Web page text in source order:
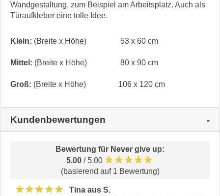
Wandgestaltung, zum Beispiel am Arbeitsplatz. Auch als
Türaufkleber eine tolle Idee.
Klein: (Breite x Höhe) 53 x 60 cm
Mittel: (Breite x Höhe) 80 x 90 cm
Groß: (Breite x Höhe) 106 x 120 cm
Kundenbewertungen
Bewertung für Never give up:
5.00 / 5.00 ★★★★★
(basierend auf 1 Bewertung)
★★★★★
Tina aus S.